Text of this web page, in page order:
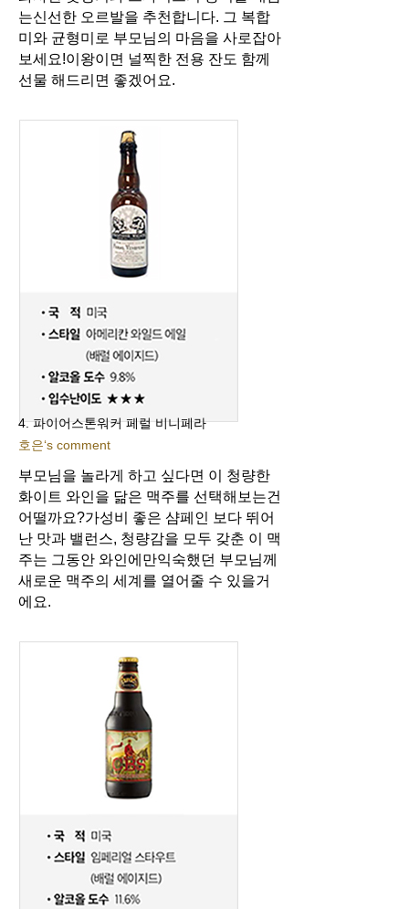
는신선한 오르발을 추천합니다. 그 복합
미와 균형미로 부모님의 마음을 사로잡아
보세요!이왕이면 널찍한 전용 잔도 함께
선물 해드리면 좋겠어요.
4. 파이어스톤워커 페럴 비니페라
호은‘s comment
부모님을 놀라게 하고 싶다면 이 청량한
화이트 와인을 닮은 맥주를 선택해보는건
어떨까요?가성비 좋은 샴페인 보다 뛰어
난 맛과 밸런스, 청량감을 모두 갖춘 이 맥
주는 그동안 와인에만익숙했던 부모님께
새로운 맥주의 세계를 열어줄 수 있을거
에요.